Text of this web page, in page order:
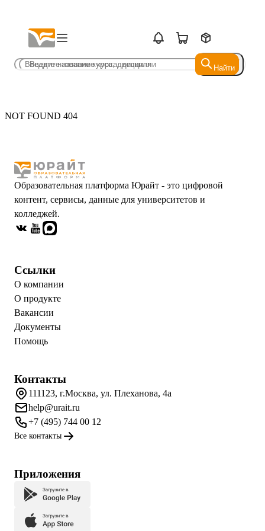
Найти
Найти
NOT FOUND 404
Образовательная платформа Юрайт - это цифровой
контент, сервисы, данные для университетов и
колледжей.
Ссылки
О компании
О продукте
Вакансии
Документы
Помощь
Контакты
111123, г.Москва, ул. Плеханова, 4а
help@urait.ru
+7 (495) 744 00 12
Все контакты
Приложения